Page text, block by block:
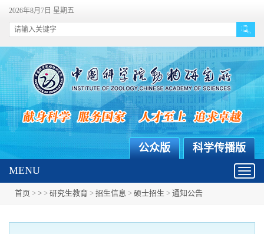
2026年8月7日 星期五
科学传播版
公众版
MENU
首页 > > > 研究生教育 > 招生信息 > 硕士招生 > 通知公告